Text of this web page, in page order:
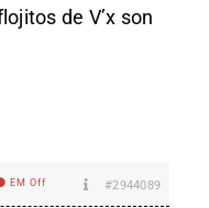
de V’x son
EM Off #2944089